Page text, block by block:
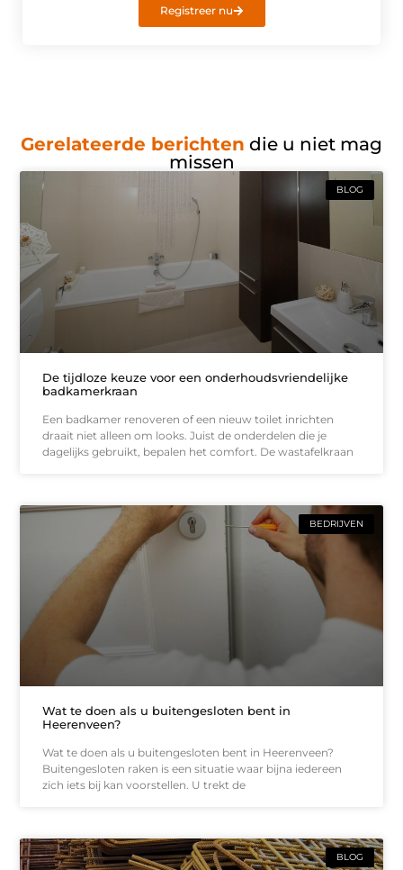
Registreer nu
Gerelateerde berichten die u niet mag
missen
BLOG
De tijdloze keuze voor een onderhoudsvriendelijke
badkamerkraan
Een badkamer renoveren of een nieuw toilet inrichten
draait niet alleen om looks. Juist de onderdelen die je
dagelijks gebruikt, bepalen het comfort. De wastafelkraan
BEDRIJVEN
Wat te doen als u buitengesloten bent in
Heerenveen?
Wat te doen als u buitengesloten bent in Heerenveen?
Buitengesloten raken is een situatie waar bijna iedereen
zich iets bij kan voorstellen. U trekt de
BLOG